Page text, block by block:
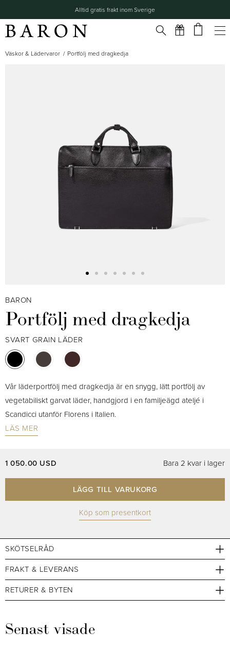
Alltid gratis frakt inom Sverige
Väskor & Lädervaror Portfölj med dragkedja
Portfölj med dragkedja
SVART GRAIN LÄDER
BARON
Vår läderportfölj med dragkedja är en snygg, lätt portfölj av
vegetabiliskt garvat läder, handgjord i en familjeägd ateljé i
Scandicci utanför Florens i Italien.
LÄS MER
1 050.00 USD Bara 2 kvar i lager
LÄGG TILL VARUKORG
Köp som presentkort
SKÖTSELRÅD
FRAKT & LEVERANS
RETURER & BYTEN
Senast visade